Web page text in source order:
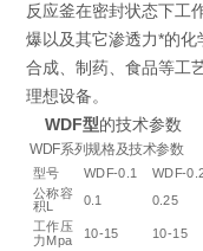
反应釜在密封状态下工
爆以及其它渗透力*的
合成、制药、食品等工
理想设备。
WDF型的技术参数
WDF系列规格及技术参数
型号 WDF-0.1 WDF-
公称容
积L
0.1 0.25
工作压
力Mpa 10-15 10-15